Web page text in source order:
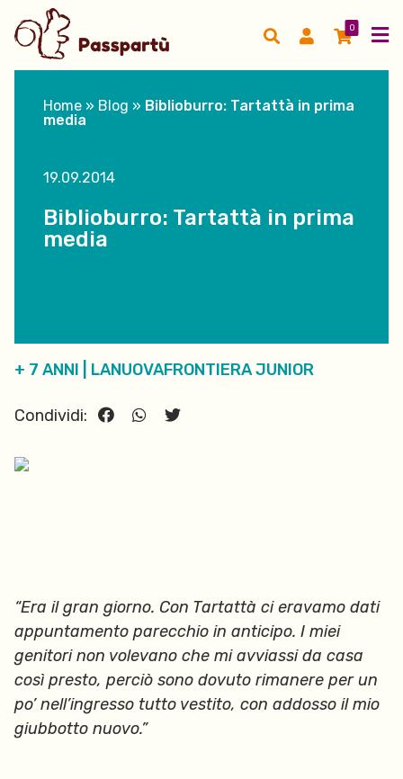
0
Home » Blog » Biblioburro: Tartattà in prima
media
19.09.2014
Biblioburro: Tartattà in prima
media
+ 7 ANNI LANUOVAFRONTIERA JUNIOR
Condividi:
“Era il gran giorno. Con Tartattà ci eravamo dati
appuntamento parecchio in anticipo. I miei
genitori non volevano che mi avviassi da casa
così presto, perciò sono dovuto rimanere per un
po’ nell’ingresso tutto vestito, con addosso il mio
giubbotto nuovo.”